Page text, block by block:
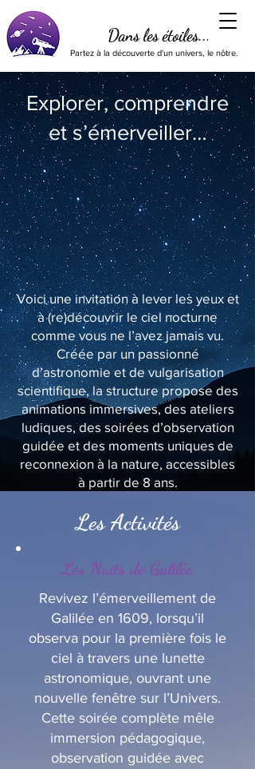
Dans les étoiles...
Partez à la découverte d'un univers, le nôtre.
Explorer, comprendre
et s’émerveiller…
Voici une invitation à lever les yeux et
à (re)découvrir le ciel nocturne
comme vous ne l’avez jamais vu.
Créée par un passionné
d’astronomie et de vulgarisation
scientifique, la structure propose des
animations immersives, des ateliers
ludiques, des soirées d’observation
guidée et des moments uniques de
reconnexion à la nature, accessibles
à partir de 8 ans.
Les Activités
Les Nuits de Galilée
Revivez l’émerveillement de
Galilée en 1609, lorsqu’il
observa pour la première fois le
ciel à travers une lunette
astronomique, ouvrant une
nouvelle fenêtre sur l’Univers.
Cette soirée complète mêle
immersion pédagogique,
observation guidée avec